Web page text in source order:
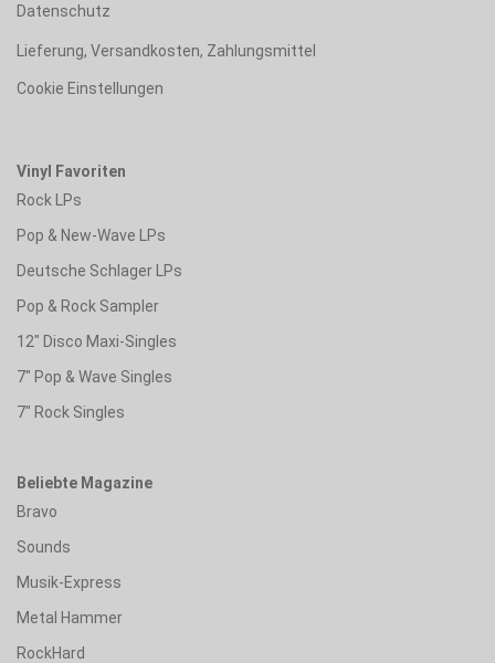
Datenschutz
Lieferung, Versandkosten, Zahlungsmittel
Cookie Einstellungen
Vinyl Favoriten
Rock LPs
Pop & New-Wave LPs
Deutsche Schlager LPs
Pop & Rock Sampler
12" Disco Maxi-Singles
7" Pop & Wave Singles
7" Rock Singles
Beliebte Magazine
Bravo
Sounds
Musik-Express
Metal Hammer
RockHard